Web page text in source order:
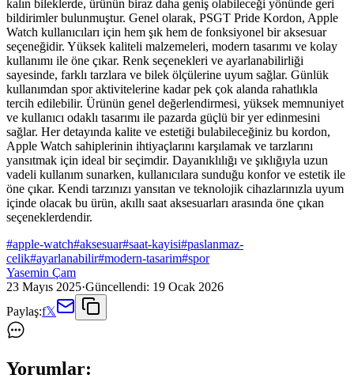
kalın bileklerde, ürünün biraz daha geniş olabileceği yönünde geri
bildirimler bulunmuştur. Genel olarak, PSGT Pride Kordon, Apple
Watch kullanıcıları için hem şık hem de fonksiyonel bir aksesuar
seçeneğidir. Yüksek kaliteli malzemeleri, modern tasarımı ve kolay
kullanımı ile öne çıkar. Renk seçenekleri ve ayarlanabilirliği
sayesinde, farklı tarzlara ve bilek ölçülerine uyum sağlar. Günlük
kullanımdan spor aktivitelerine kadar pek çok alanda rahatlıkla
tercih edilebilir. Ürünün genel değerlendirmesi, yüksek memnuniyet
ve kullanıcı odaklı tasarımı ile pazarda güçlü bir yer edinmesini
sağlar. Her detayında kalite ve estetiği bulabileceğiniz bu kordon,
Apple Watch sahiplerinin ihtiyaçlarını karşılamak ve tarzlarını
yansıtmak için ideal bir seçimdir. Dayanıklılığı ve şıklığıyla uzun
vadeli kullanım sunarken, kullanıcılara sunduğu konfor ve estetik ile
öne çıkar. Kendi tarzınızı yansıtan ve teknolojik cihazlarınızla uyum
içinde olacak bu ürün, akıllı saat aksesuarları arasında öne çıkan
seçeneklerdendir.
#apple-watch#aksesuar#saat-kayisi#paslanmaz-
celik#ayarlanabilir#modern-tasarim#spor
Yasemin Çam
23 Mayıs 2025·Güncellendi: 19 Ocak 2026
Paylaş:f𝕏
Yorumlar: